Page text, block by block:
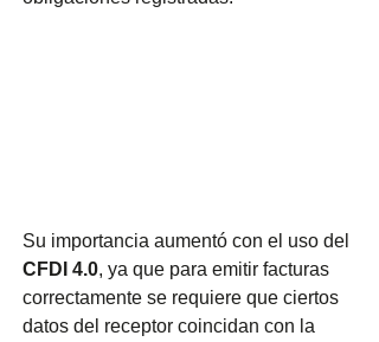
Su importancia aumentó con el uso del
CFDI 4.0, ya que para emitir facturas
correctamente se requiere que ciertos
datos del receptor coincidan con la